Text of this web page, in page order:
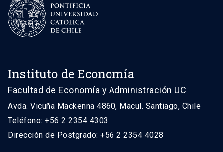
Instituto de Economía
Facultad de Economía y Administración UC
Avda. Vicuña Mackenna 4860, Macul. Santiago, Chile
Teléfono: +56 2 2354 4303
Dirección de Postgrado: +56 2 2354 4028